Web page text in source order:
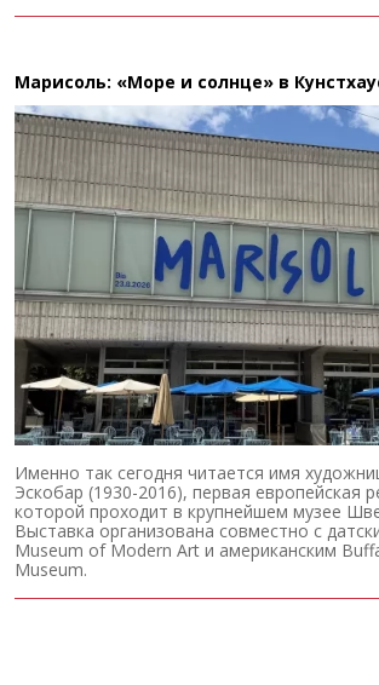
Марисоль: «Море и солнце» в
Именно так сегодня читается имя
Эскобар (1930-2016), первая европейская
которой проходит в крупнейшем музее
Выставка организована совместно с
Museum of Modern Art и американским
Museum.